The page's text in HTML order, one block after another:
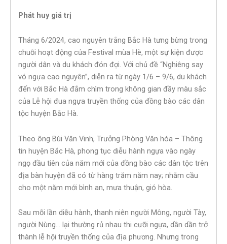
Phát huy giá trị
Tháng 6/2024, cao nguyên trắng Bắc Hà tưng bừng trong
chuỗi hoạt động của Festival mùa Hè, một sự kiện được
người dân và du khách đón đợi. Với chủ đề “Nghiêng say
vó ngựa cao nguyên”, diễn ra từ ngày 1/6 – 9/6, du khách
đến với Bắc Hà đắm chìm trong không gian đầy màu sắc
của Lễ hội đua ngựa truyền thống của đồng bào các dân
tộc huyện Bắc Hà.
Theo ông Bùi Văn Vinh, Trưởng Phòng Văn hóa – Thông
tin huyện Bắc Hà, phong tục diễu hành ngựa vào ngày
ngọ đầu tiên của năm mới của đồng bào các dân tộc trên
địa bàn huyện đã có từ hàng trăm năm nay; nhằm cầu
cho một năm mới bình an, mưa thuận, gió hòa.
Sau mỗi lần diễu hành, thanh niên người Mông, người Tày,
người Nùng… lại thường rủ nhau thi cưỡi ngựa, dần dần trở
thành lễ hội truyền thống của địa phương. Nhưng trong